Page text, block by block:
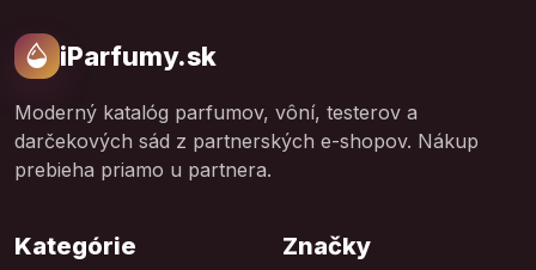
iParfumy.sk
Moderný katalóg parfumov, vôní, testerov a
darčekových sád z partnerských e-shopov. Nákup
prebieha priamo u partnera.
Kategórie Značky